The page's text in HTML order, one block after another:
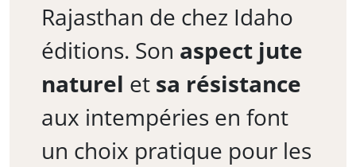
Rajasthan de chez Idaho
éditions. Son aspect jute
naturel et sa résistance
aux intempéries en font
un choix pratique pour les